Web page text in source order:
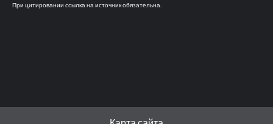
При цитировании ссылка на источник обязательна.